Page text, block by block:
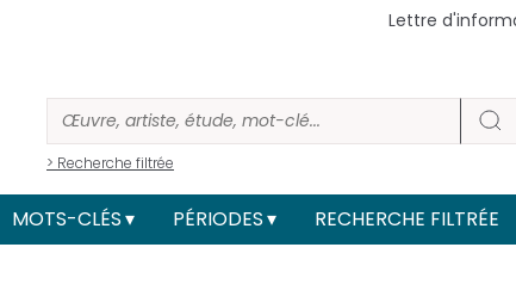
> Recherche filtrée
Lettre
MOTS-CLÉS PÉRIODES RECHERCHE FILTRÉE